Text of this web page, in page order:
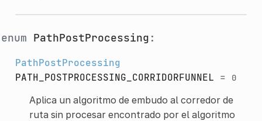
enum PathPostProcessing :
PathPostProcessing
PATH_POSTPROCESSING_CORRIDORFUNNEL = 0
Aplica un algoritmo de embudo al corredor de
ruta sin procesar encontrado por el algoritmo